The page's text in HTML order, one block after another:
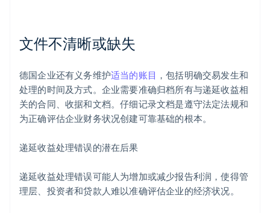
文件不清晰或缺失
德国企业还有义务维护适当的账目 ，包括明确交易发生和
处理的时间及方式。企业需要准确归档所有与递延收益相
关的合同、收据和文档。仔细记录文档是遵守法定法规和
为正确评估企业财务状况创建可靠基础的根本。
递延收益处理错误的潜在后果
递延收益处理错误可能人为增加或减少报告利润，使得管
理层、投资者和贷款人难以准确评估企业的经济状况。